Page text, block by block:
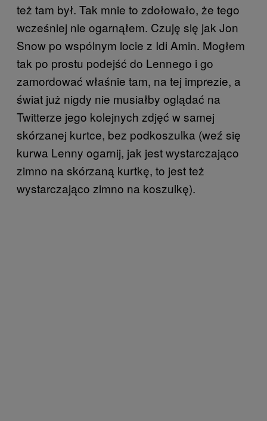
też tam był. Tak mnie to zdołowało, że tego
wcześniej nie ogarnąłem. Czuję się jak Jon
Snow po wspólnym locie z Idi Amin. Mogłem
tak po prostu podejść do Lennego i go
zamordować właśnie tam, na tej imprezie, a
świat już nigdy nie musiałby oglądać na
Twitterze jego kolejnych zdjęć w samej
skórzanej kurtce, bez podkoszulka (weź się
kurwa Lenny ogarnij, jak jest wystarczająco
zimno na skórzaną kurtkę, to jest też
wystarczająco zimno na koszulkę).